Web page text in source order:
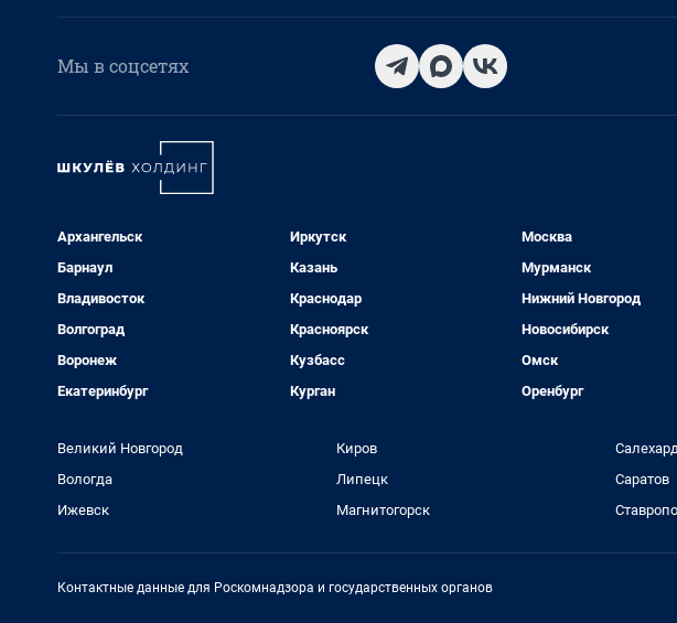
Мы в соцсетях
Архангельск
Барнаул
Владивосток
Волгоград
Воронеж
Екатеринбург
Иркутск
Казань
Краснодар
Красноярск
Кузбасс
Курган
Москва
Мурманск
Нижний Новгород
Новосибирск
Омск
Оренбург
Великий Новгород
Вологда
Ижевск
Киров
Липецк
Магнитогорск
Саратов
Контактные данные для Роскомнадзора и государственных органов